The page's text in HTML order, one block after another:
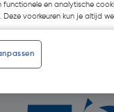
en analytische
voorkeuren kun je altijd